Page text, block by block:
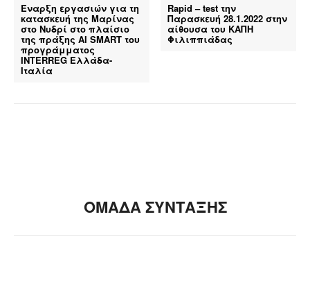
Έναρξη εργασιών για τη
κατασκευή της Μαρίνας
στο Νυδρί στο πλαίσιο
της πράξης AI SMART του
προγράμματος
ΙNTERREG Ελλάδα-
Ιταλία
Rapid – test την
Παρασκευή 28.1.2022 στην
αίθουσα του ΚΑΠΗ
Φιλιππιάδας
ΟΜΑΔΑ ΣΥΝΤΑΞΗΣ